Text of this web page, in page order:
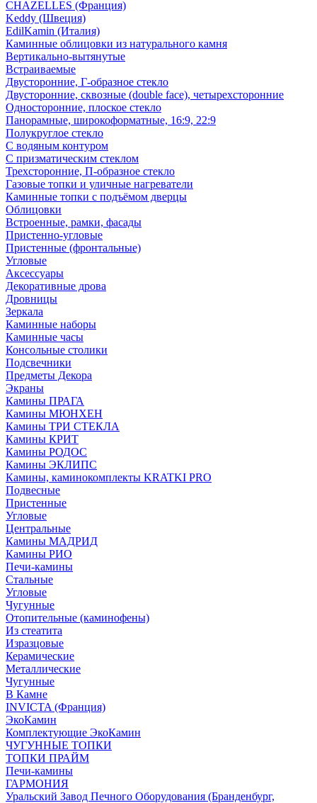
CHAZELLES (Франция)
Keddy (Швеция)
EdilKamin (Италия)
Каминные облицовки из натурального камня
Вертикально-вытянутые
Встраиваемые
Двусторонние, Г-образное стекло
Двусторонние, сквозные (double face), четырехсторонние
Односторонние, плоское стекло
Панорамные, широкоформатные, 16:9, 22:9
Полукруглое стекло
С водяным контуром
С призматическим стеклом
Трехсторонние, П-образное стекло
Газовые топки и уличные нагреватели
Каминные топки с подъёмом дверцы
Облицовки
Встроенные, рамки, фасады
Пристенно-угловые
Пристенные (фронтальные)
Угловые
Аксессуары
Декоративные дрова
Дровницы
Зеркала
Каминные наборы
Каминные часы
Консольные столики
Подсвечники
Предметы Декора
Экраны
Камины ПРАГА
Камины МЮНХЕН
Камины ТРИ СТЕКЛА
Камины КРИТ
Камины РОДОС
Камины ЭКЛИПС
Камины, каминокомплекты KRATKI PRO
Подвесные
Пристенные
Угловые
Центральные
Камины МАДРИД
Камины РИО
Печи-камины
Стальные
Угловые
Чугунные
Отопительные (каминофены)
Из стеатита
Изразцовые
Керамические
Металлические
Чугунные
В Камне
INVICTA (Франция)
ЭкоКамин
Комплектующие ЭкоКамин
ЧУГУННЫЕ ТОПКИ
ТОПКИ ПРАЙМ
Печи-камины
ГАРМОНИЯ
Уральский Завод Печного Оборудования (Бранденбург,